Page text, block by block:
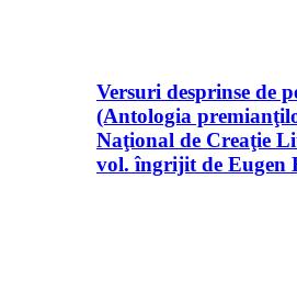
Versuri desprinse de
(Antologia
Naţional de Creaţie
vol. îngrijit de Eugen